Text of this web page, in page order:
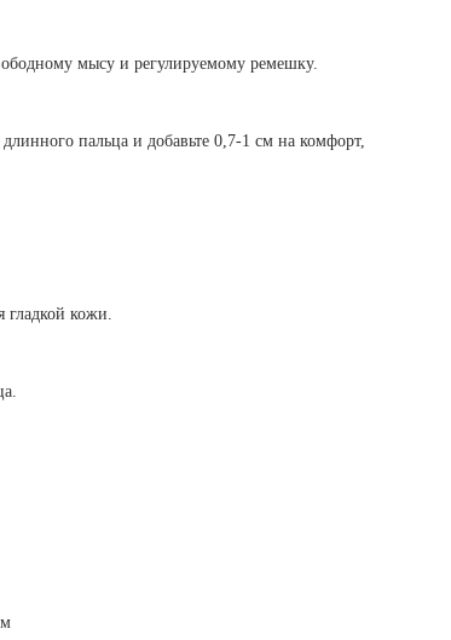
мысу и регулируемому ремешку.
пальца и добавьте 0,7-1 см на комфорт,
гладкой кожи.